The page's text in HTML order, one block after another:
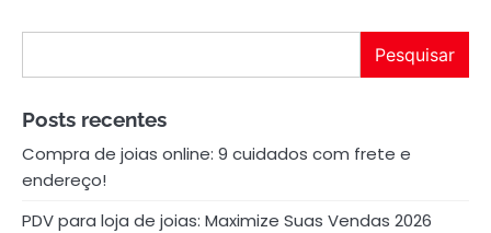
Pesquisar
Posts recentes
Compra de joias online: 9 cuidados com frete e
endereço!
PDV para loja de joias: Maximize Suas Vendas 2026